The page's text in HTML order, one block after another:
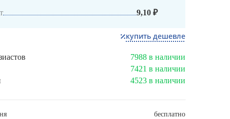
9,10 ₽
купить дешевле
7988 в наличии
7421 в наличии
4523 в наличии
бесплатно